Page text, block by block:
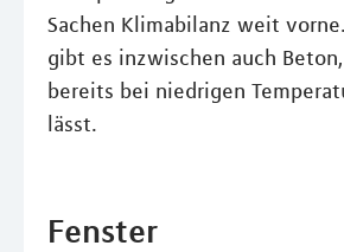
Sachen Klimabilanz weit
gibt es inzwischen auch
bereits bei niedrigen
lässt.
Fenster